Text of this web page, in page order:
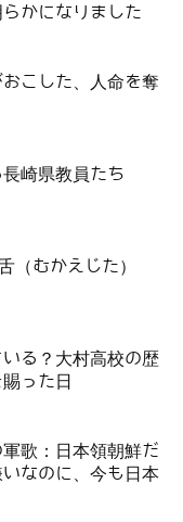
かになりました
こした、人命を奪
崎県教員たち
むかえじた）
る？大村高校の歴
った日
歌：日本領朝鮮だ
なのに、今も日本